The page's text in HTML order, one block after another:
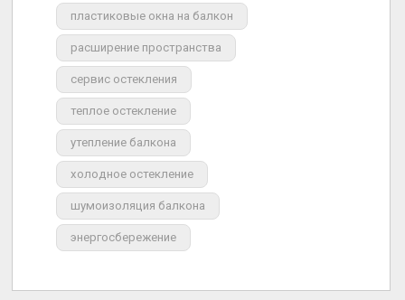
пластиковые окна на балкон
расширение пространства
сервис остекления
теплое остекление
утепление балкона
холодное остекление
шумоизоляция балкона
энергосбережение